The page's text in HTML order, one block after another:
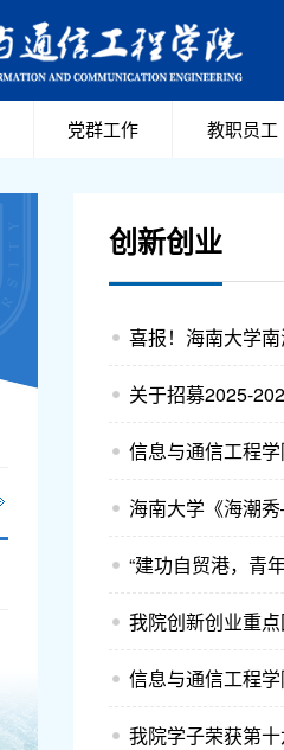
党群工作 教职员工
创新创业
喜报！海南大学
关于招募2025-
信息与通信工程
海南大学《海潮
“建功自贸港，青
我院创新创业重
信息与通信工程
我院学子荣获第